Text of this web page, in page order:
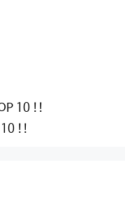
10 !!
10 !!